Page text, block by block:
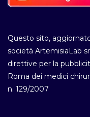
Questo sito,
società ArtemisiaLab
direttive per la
Roma dei medici
n. 129/2007